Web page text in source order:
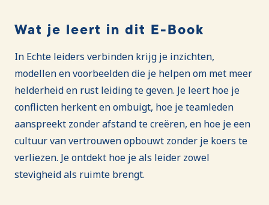
Wat je leert in dit E-Book
In Echte leiders verbinden krijg je inzichten,
modellen en voorbeelden die je helpen om met meer
helderheid en rust leiding te geven. Je leert hoe je
conflicten herkent en ombuigt, hoe je teamleden
aanspreekt zonder afstand te creëren, en hoe je een
cultuur van vertrouwen opbouwt zonder je koers te
verliezen. Je ontdekt hoe je als leider zowel
stevigheid als ruimte brengt.